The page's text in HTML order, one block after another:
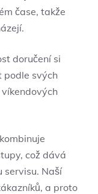
čase, takže
doručení si
podle svých
což dává
servisu. Naší
a proto